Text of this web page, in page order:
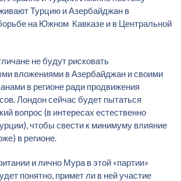
Турцию и Азербайджан в
на Южном Кавказе и в Центральной
не будут рисковать
вложениями в Азербайджан и своими
в регионе ради продвижения
Лондон сейчас будет пытаться
вопрос (в интересах естественно
чтобы свести к минимуму влияние
в регионе.
и лично Мура в этой «партии»
понятно, примет ли в ней участие